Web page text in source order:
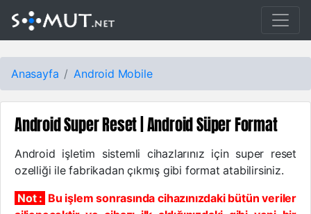
Anasayfa Android Mobile
Android Super Reset | Android Süper Format
Android işletim sistemli cihazlarınız için super reset
ozelliği ile fabrikadan çıkmış gibi format atabilirsiniz.
Not : Bu işlem sonrasında cihazınızdaki bütün veriler